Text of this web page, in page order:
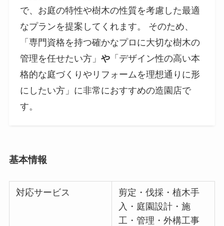
で、お庭の特性や樹木の性質を考慮した最適
なプランを提案してくれます。 そのため、
「専門資格を持つ確かなプロに大切な樹木の
管理を任せたい方」や 「デザイン性の高い本
格的な庭づくりやリフォームを理想通りに形
にしたい方」に非常におすすめの造園店で
す。
基本情報
対応サービス
剪定・伐採・植木手
入・庭園設計・施
工・管理・外構工事